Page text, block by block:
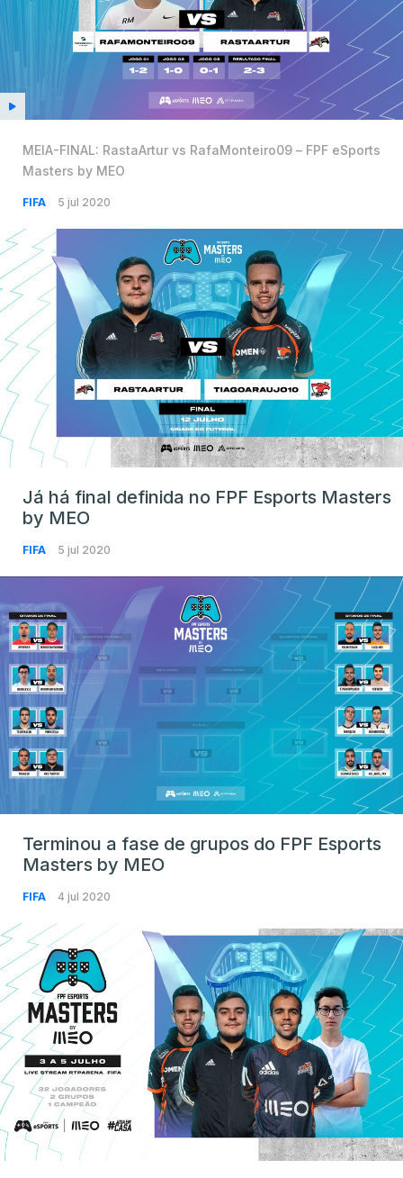
MEIA-FINAL: RastaArtur vs RafaMonteiro09 – FPF eSports
Masters by MEO
FIFA 5 jul 2020
Já há final definida no FPF Esports Masters
by MEO
FIFA 5 jul 2020
Terminou a fase de grupos do FPF Esports
Masters by MEO
FIFA 4 jul 2020